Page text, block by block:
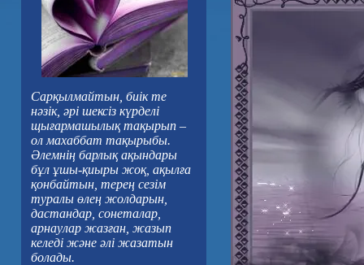
Сарқылмайтын, биік те
нәзік, әрі шексіз күрделі
щығармашылық тақырып –
ол махаббат тақырыбы.
Әлемнің барлық ақындары
бұл ұшы-қиыры жоқ, ақылға
қонбайтын, терең сезім
туралы өлең жолдарын,
дастандар, сонеталар,
арнаулар жазған, жазып
келеді және әлі жазатын
болады.